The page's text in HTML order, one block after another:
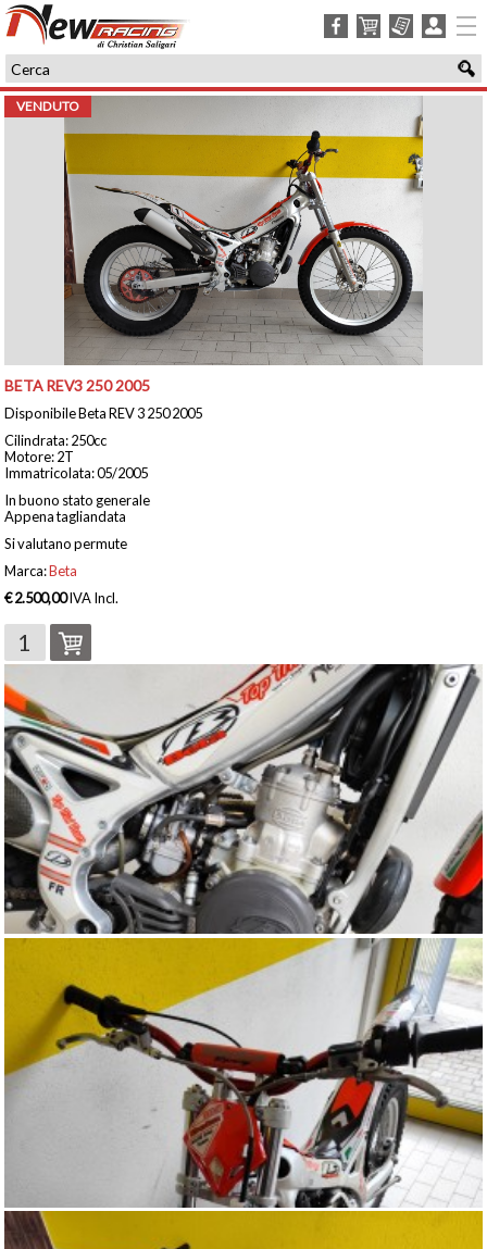
facebookcarrelloordini login
BETA REV3 250 2005
VENDUTO
Disponibile Beta REV 3 250 2005
Cilindrata: 250cc
Motore: 2T
Immatricolata: 05/2005
In buono stato generale
Appena tagliandata
Si valutano permute
Marca:Beta
€ 2.500,00IVA Incl.